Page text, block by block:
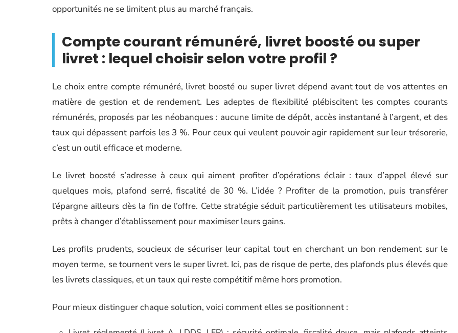
opportunités ne se limitent plus au marché français.
Compte courant rémunéré, livret boosté ou super
livret : lequel choisir selon votre profil ?
Le choix entre compte rémunéré, livret boosté ou super livret dépend avant tout de vos attentes en
matière de gestion et de rendement. Les adeptes de flexibilité plébiscitent les comptes courants
rémunérés, proposés par les néobanques : aucune limite de dépôt, accès instantané à l’argent, et des
taux qui dépassent parfois les 3 %. Pour ceux qui veulent pouvoir agir rapidement sur leur trésorerie,
c’est un outil efficace et moderne.
Le livret boosté s’adresse à ceux qui aiment profiter d’opérations éclair : taux d’appel élevé sur
quelques mois, plafond serré, fiscalité de 30 %. L’idée ? Profiter de la promotion, puis transférer
l’épargne ailleurs dès la fin de l’offre. Cette stratégie séduit particulièrement les utilisateurs mobiles,
prêts à changer d’établissement pour maximiser leurs gains.
Les profils prudents, soucieux de sécuriser leur capital tout en cherchant un bon rendement sur le
moyen terme, se tournent vers le super livret. Ici, pas de risque de perte, des plafonds plus élevés que
les livrets classiques, et un taux qui reste compétitif même hors promotion.
Pour mieux distinguer chaque solution, voici comment elles se positionnent :